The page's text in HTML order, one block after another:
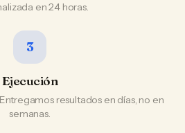
en 24 horas.
3
Ejecución
resultados en días, no en
semanas.